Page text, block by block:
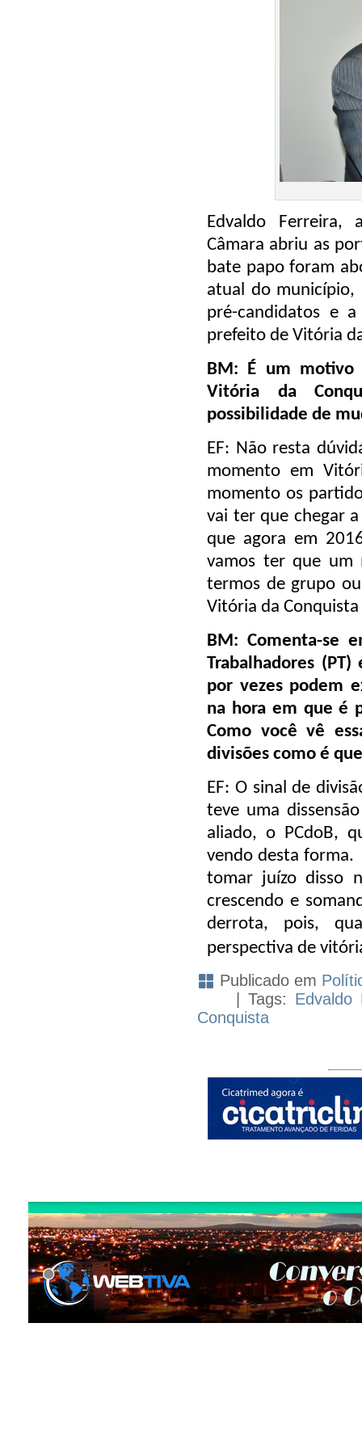
Edvaldo Ferreira,
Câmara abriu as
bate papo foram
atual do
pré-candidatos e
prefeito de Vitória
BM: É um
Vitória da
possibilidade de
EF: Não resta
momento em
momento os
vai ter que chegar
que agora em
vamos ter que um
termos de grupo
Vitória da
BM: Comenta-se
Trabalhadores
por vezes podem
na hora em que é
Como você vê
divisões como é
EF: O sinal de
teve uma
aliado, o PCdoB,
vendo desta forma.
tomar juízo disso
crescendo e
derrota, pois,
perspectiva de
Publicado em
| Tags: Edvaldo
Conquista